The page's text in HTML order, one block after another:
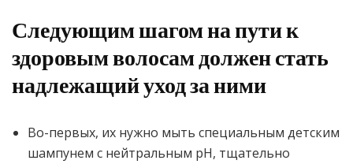
Следующим шагом на пути к
здоровым волосам должен стать
надлежащий уход за ними
Во-первых, их нужно мыть специальным детским
шампунем с нейтральным рН, тщательно